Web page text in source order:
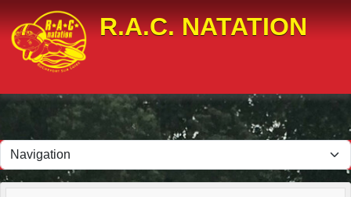
R.A.C. NATATION
Panneau de gestion des cookies